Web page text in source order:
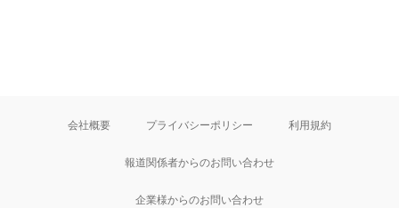
会社概要 プライバシーポリシー 利用規約
報道関係者からのお問い合わせ
企業様からのお問い合わせ